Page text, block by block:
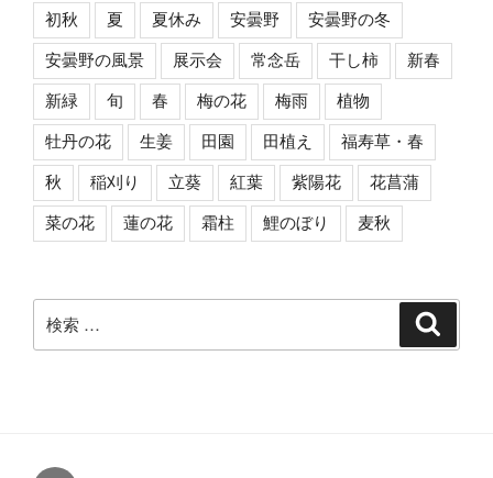
初秋 夏 夏休み 安曇野 安曇野の冬
安曇野の風景 展示会 常念岳 干し柿 新春
新緑 旬 春 梅の花 梅雨 植物
牡丹の花 生姜 田園 田植え 福寿草・春
秋 稲刈り 立葵 紅葉 紫陽花 花菖蒲
菜の花 蓮の花 霜柱 鯉のぼり 麦秋
索: